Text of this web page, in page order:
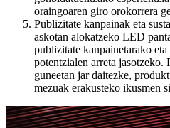
oraingoaren giro orokorrera
Publizitate kanpainak eta
askotan alokatzeko LED
publizitate kanpainetarako
potentzialen arreta
guneetan jar daitezke,
mezuak erakusteko ikusmen